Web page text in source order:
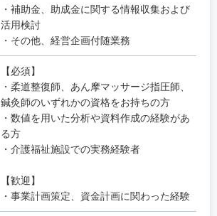
・補助金、助成金に関する情報収集および
活用検討
・その他、経営企画付随業務
【必須】
・柔道整復師、あん摩マッサージ指圧師、
鍼灸師のいずれかの資格をお持ちの方
・数値を用いた分析や資料作成の経験があ
る方
・介護福祉施設での実務経験者
【歓迎】
・事業計画策定、資金計画に関わった経験